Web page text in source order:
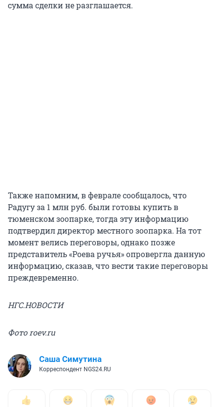
сумма сделки не разглашается.
Также напомним, в феврале сообщалось, что
Радугу за 1 млн руб. были готовы купить в
тюменском зоопарке, тогда эту информацию
подтвердил директор местного зоопарка. На тот
момент велись переговоры, однако позже
представитель «Роева ручья» опровергла данную
информацию, сказав, что вести такие переговоры
преждевременно.
НГС.НОВОСТИ
Фото roev.ru
Саша Симутина
Корреспондент NGS24.RU